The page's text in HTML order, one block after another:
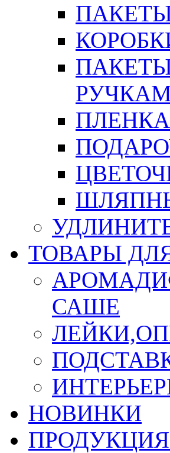
ПАКЕТЫ
ТОВАРЫ
САШЕ
НОВИНКИ
ПРОДУКЦИЯ